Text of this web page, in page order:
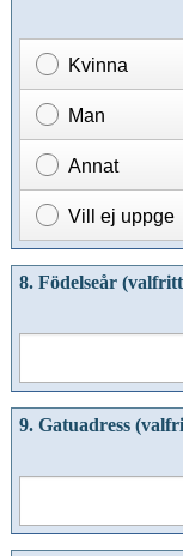
Kvinna
Man
Annat
Vill ej uppge
8. Födelseår
9. Gatuadress